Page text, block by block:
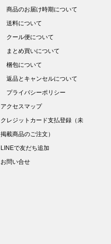
商品のお届け時期について
送料について
クール便について
まとめ買いについて
梱包について
返品とキャンセルについて
プライバシーポリシー
アクセスマップ
クレジットカード支払登録（未
掲載商品のご注文）
LINEで友だち追加
お問い合せ